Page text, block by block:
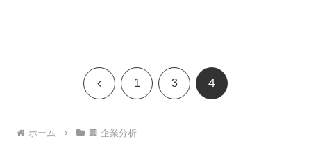
前 1 3 4
ホーム 🏢 企業分析